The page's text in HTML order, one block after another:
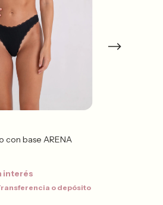
con base ARENA
interés
o depósito